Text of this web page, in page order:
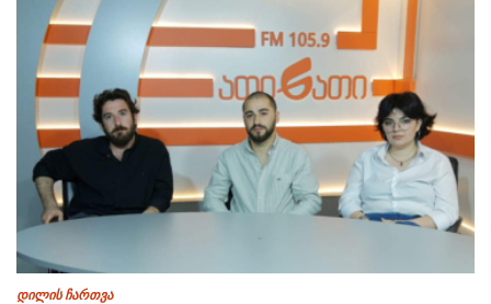
დილის ჩართვა